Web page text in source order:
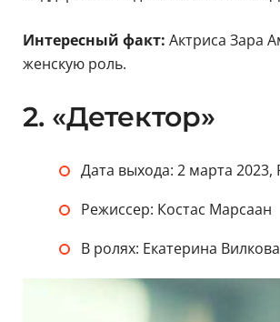
Интересный факт: Актриса Зара
женскую роль.
2. «Детектор»
Дата выхода: 2 марта 2023,
Режиссер: Костас Марсаан
В ролях: Екатерина